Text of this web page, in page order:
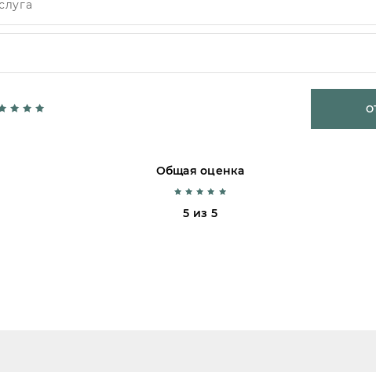
Общая оценка
5 из 5